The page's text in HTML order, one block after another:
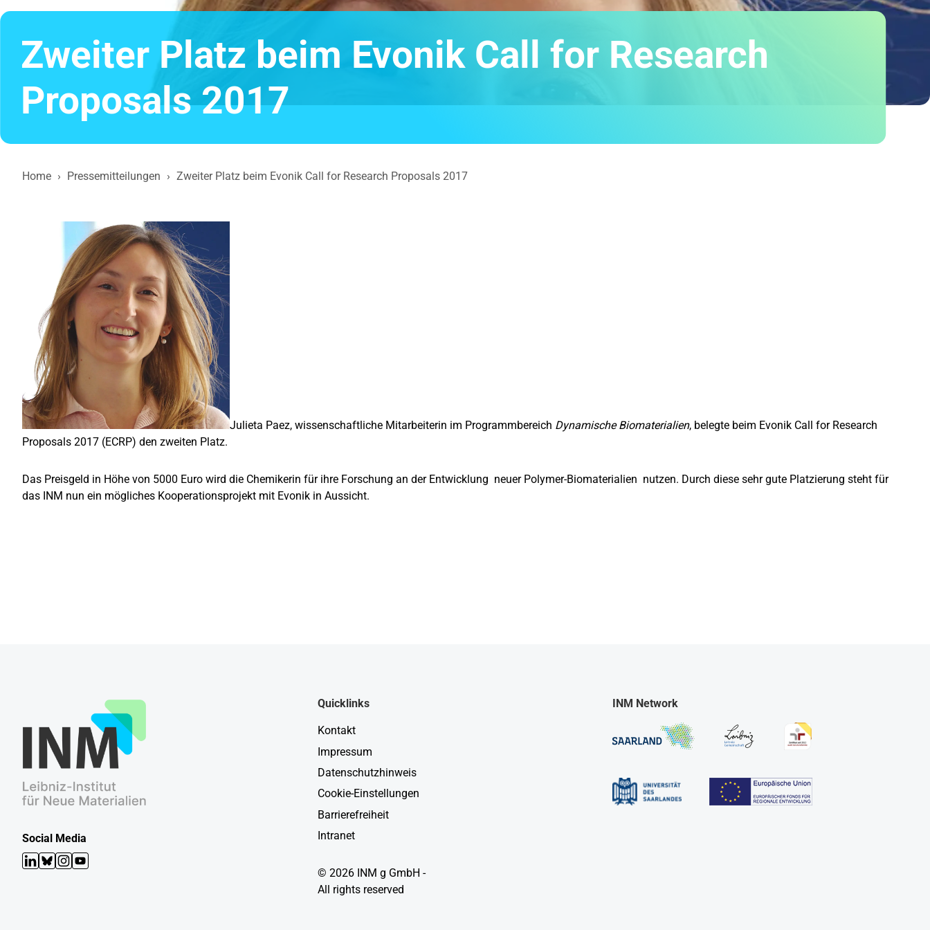
Home › Pressemitteilungen › Zweiter Platz beim Evonik Call for Research Proposals 2017
Zweiter Platz beim Evonik Call for Research
Proposals 2017
Julieta Paez, wissenschaftliche Mitarbeiterin im Programmbereich Dynamische Biomaterialien, belegte beim Evonik Call for Research
Proposals 2017 (ECRP) den zweiten Platz.
Das Preisgeld in Höhe von 5000 Euro wird die Chemikerin für ihre Forschung an der Entwicklung neuer Polymer-Biomaterialien nutzen. Durch diese sehr gute Platzierung steht für
das INM nun ein mögliches Kooperationsprojekt mit Evonik in Aussicht.
Social Media
LinkedIn
Bluesky
Instagram
YouTube
Quicklinks
Kontakt
Impressum
Datenschutzhinweis
Cookie-Einstellungen
Barrierefreiheit
Intranet
© 2026 INM g GmbH -
All rights reserved
INM Network